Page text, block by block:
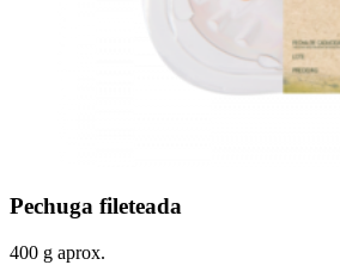
Pechuga fileteada
400 g aprox.